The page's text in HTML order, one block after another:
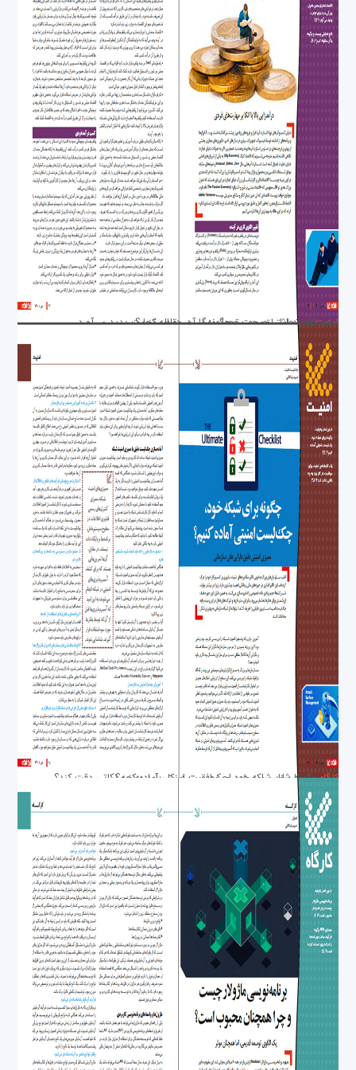
اقتصاد اشتیاق‌محور، تحول بزرگی در دنیای تجارت پدید می‌آورد
فلج تحلیلی چیست و چگونه با آن مقابله کنیم؟امنیت
چگونه برای شبکه خود، چک‌لیست امنیتی آماده کنیم؟
یک کارشناس امنیت برای موفقیت در کار باید به چه نکاتی دقت کند؟کارگاه